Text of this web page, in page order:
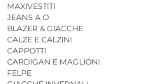
MAXIVESTITI
JEANS A O
BLAZER & GIACCHE
CALZE E CALZINI
CAPPOTTI
CARDIGAN E MAGLIONI
FELPE